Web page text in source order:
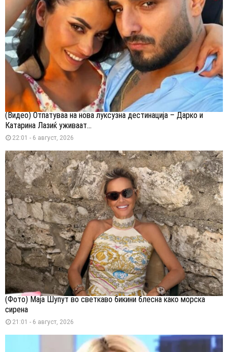
(Видео) Отпатуваа на нова луксузна дестинација – Дарко и
Катарина Лазиќ уживаат...
22:01 - 6 август, 2026
(Фото) Маја Шупут во светкаво бикини блесна како морска
сирена
21:01 - 6 август, 2026